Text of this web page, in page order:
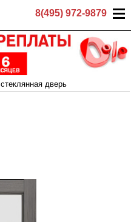
8(495) 972-9879
стеклянная дверь